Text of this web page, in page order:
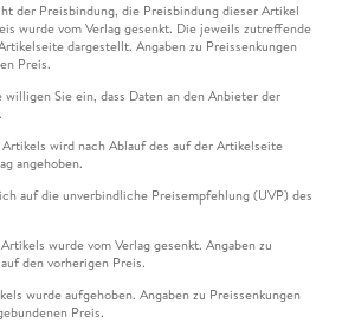
der Preisbindung, die Preisbindung dieser Artikel
wurde vom Verlag gesenkt. Die jeweils zutreffende
dargestellt. Angaben zu Preissenkungen
Preis.
Sie ein, dass Daten an den Anbieter der
wird nach Ablauf des auf der Artikelseite
angehoben.
auf die unverbindliche Preisempfehlung (UVP) des
wurde vom Verlag gesenkt. Angaben zu
den vorherigen Preis.
wurde aufgehoben. Angaben zu Preissenkungen
Preis.